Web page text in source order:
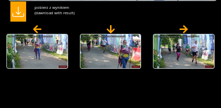
pobierz z wynikiem
(dawnload with result)